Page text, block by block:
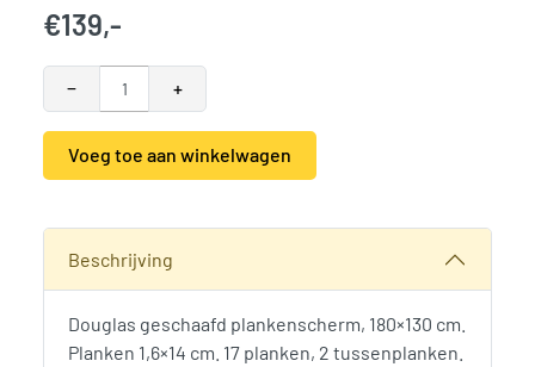
€139,-
−
Douglas geschaafd plankenscherm 19-planks 16 mm, 180 x
+
Voeg toe aan winkelwagen
Beschrijving
Douglas geschaafd plankenscherm, 180×130 cm.
Planken 1,6×14 cm. 17 planken, 2 tussenplanken.